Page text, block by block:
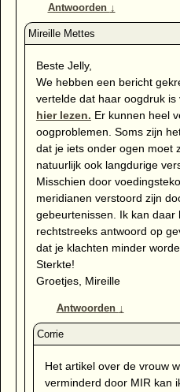
Antwoorden ↓
Beste Jelly,
We hebben een bericht
vertelde dat haar oogdruk is
hier lezen. Er kunnen heel
oogproblemen. Soms zijn
dat je iets onder ogen moet
natuurlijk ook langdurige
Misschien door
meridianen verstoord zijn
gebeurtenissen. Ik kan daar
rechtstreeks antwoord op
dat je klachten minder
Sterkte!
Groetjes, Mireille
Antwoorden ↓
Het artikel over de vrouw
verminderd door MIR kan